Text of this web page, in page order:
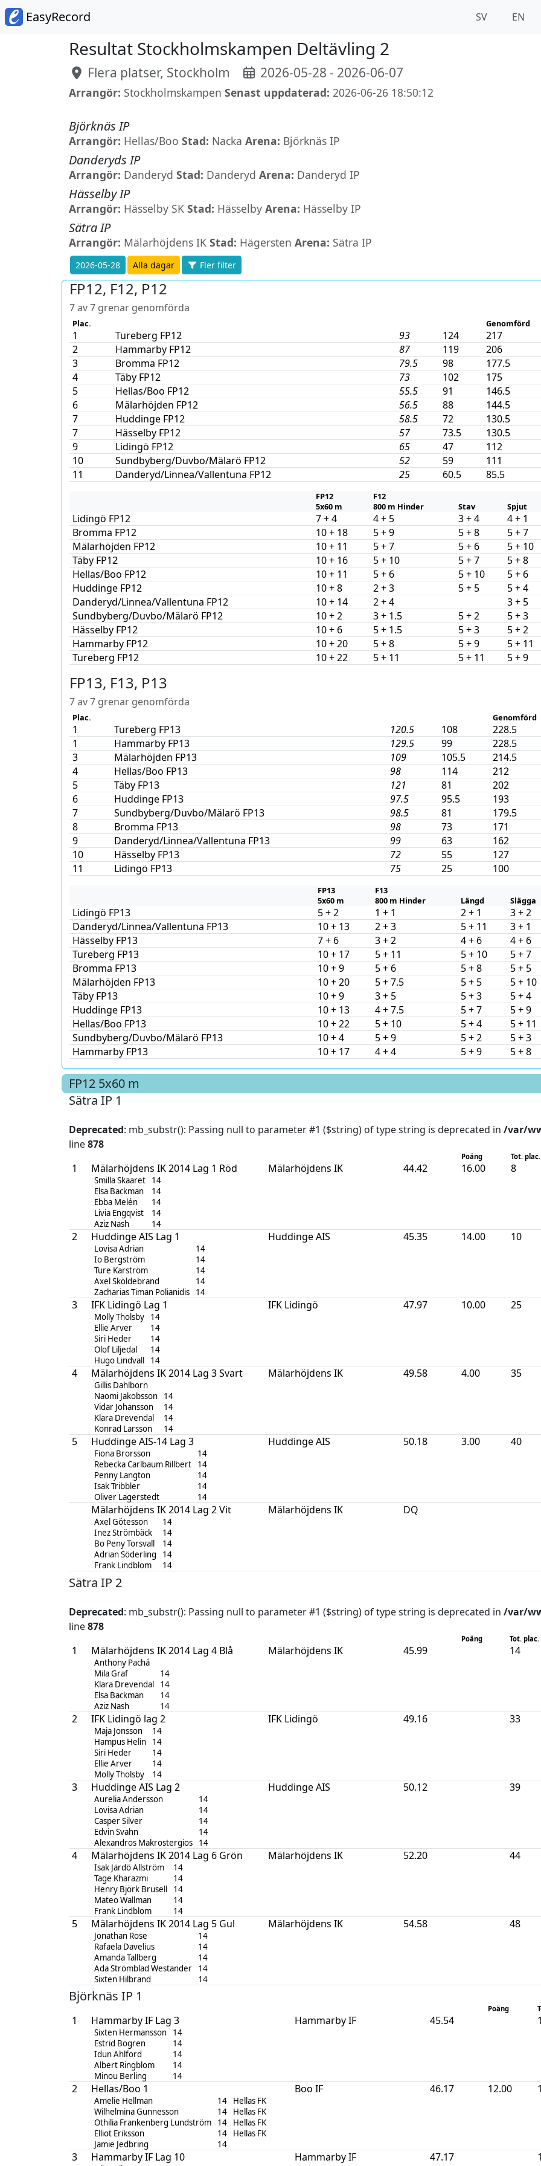
EasyRecord SV EN
Resultat Stockholmskampen Deltävling 2
Flera platser, Stockholm 2026-05-28 - 2026-06-07
Arrangör: Stockholmskampen Senast uppdaterad: 2026-06-26 18:50:12
Björknäs IP
Arrangör: Hellas/Boo Stad: Nacka Arena: Björknäs IP
Danderyds IP
Arrangör: Danderyd Stad: Danderyd Arena: Danderyd IP
Hässelby IP
Arrangör: Hässelby SK Stad: Hässelby Arena: Hässelby IP
Sätra IP
Arrangör: Mälarhöjdens IK Stad: Hägersten Arena: Sätra IP
2026-05-28 Alla dagar Fler filter
FP12, F12, P12
7 av 7 grenar genomförda
Plac. Genomförd
1 Tureberg FP12 93 124
217
2
Hammarby FP12 87 119
206
3
Bromma FP12 79.5 98
177.5
4
Täby FP12 73 102
175
5
Hellas/Boo FP12 55.5 91
146.5
6
Mälarhöjden FP12 56.5 88
144.5
7
Huddinge FP12 58.5 72
130.5
7
Hässelby FP12 57 73.5
130.5
9
Lidingö FP12 65 47
112
10
Sundbyberg/Duvbo/Mälarö FP12 52 59
111
11
Danderyd/Linnea/Vallentuna FP12 25 60.5 85.5
FP12
F12
5x60 m
800 m Hinder Stav Spjut
Lidingö FP12 7 + 4 4 + 5 3 + 4
4 + 1
Bromma FP12
10 + 18 5 + 9 5 + 8
5 + 7
Mälarhöjden FP12
10 + 11 5 + 7 5 + 6
5 + 10
Täby FP12
10 + 16 5 + 10 5 + 7
5 + 8
Hellas/Boo FP12
10 + 11 5 + 6 5 + 10
5 + 6
Huddinge FP12
10 + 8 2 + 3 5 + 5
5 + 4
Danderyd/Linnea/Vallentuna FP12
10 + 14 2 + 4
3 + 5
Sundbyberg/Duvbo/Mälarö FP12
10 + 2 3 + 1.5 5 + 2
5 + 3
Hässelby FP12
10 + 6 5 + 1.5 5 + 3
5 + 2
Hammarby FP12
10 + 20 5 + 8 5 + 9
5 + 11
Tureberg FP12
10 + 22 5 + 11 5 + 11 5 + 9
FP13, F13, P13
7 av 7 grenar genomförda
Plac. Genomförd
1 Tureberg FP13 120.5 108
228.5
1
Hammarby FP13 129.5 99
228.5
3
Mälarhöjden FP13 109 105.5
214.5
4
Hellas/Boo FP13 98 114
212
5
Täby FP13 121 81
202
6
Huddinge FP13 97.5 95.5
193
7
Sundbyberg/Duvbo/Mälarö FP13 98.5 81
179.5
8
Bromma FP13 98 73
171
9
Danderyd/Linnea/Vallentuna FP13 99 63
162
10
Hässelby FP13 72 55
127
11
Lidingö FP13 75 25 100
FP13
F13
5x60 m
800 m Hinder Längd Slägga
Lidingö FP13 5 + 2 1 + 1 2 + 1
3 + 2
Danderyd/Linnea/Vallentuna FP13
10 + 13 2 + 3 5 + 11
3 + 1
Hässelby FP13
7 + 6 3 + 2 4 + 6
4 + 6
Tureberg FP13
10 + 17 5 + 11 5 + 10
5 + 7
Bromma FP13
10 + 9 5 + 6 5 + 8
5 + 5
Mälarhöjden FP13
10 + 20 5 + 7.5 5 + 5
5 + 10
Täby FP13
10 + 9 3 + 5 5 + 3
5 + 4
Huddinge FP13
10 + 13 4 + 7.5 5 + 7
5 + 9
Hellas/Boo FP13
10 + 22 5 + 10 5 + 4
5 + 11
Sundbyberg/Duvbo/Mälarö FP13
10 + 4 5 + 9 5 + 2
5 + 3
Hammarby FP13
10 + 17 4 + 4 5 + 9 5 + 8
FP12 5x60 m
Sätra IP 1
Deprecated: mb_substr(): Passing null to parameter #1 ($string) of type string is deprecated in /var/
line878
Poäng Tot. plac.
1 Mälarhöjdens IK 2014 Lag 1 Röd
Smilla Skaaret
14
Elsa Backman
14
Ebba Melén
14
Livia Engqvist
14
Aziz Nash
14
Mälarhöjdens IK 44.42 16.00 8
2 Huddinge AIS Lag 1
Lovisa Adrian
14
Io Bergström
14
Ture Karström
14
Axel Sköldebrand
14
Zacharias Timan Polianidis
14
Huddinge AIS 45.35 14.00 10
3 IFK Lidingö Lag 1
Molly Tholsby
14
Ellie Arver
14
Siri Heder
14
Olof Liljedal
14
Hugo Lindvall
14
IFK Lidingö 47.97 10.00 25
4 Mälarhöjdens IK 2014 Lag 3 Svart
Gillis Dahlborn
Naomi Jakobsson
14
Vidar Johansson
14
Klara Drevendal
14
Konrad Larsson
14
Mälarhöjdens IK 49.58 4.00 35
5 Huddinge AIS-14 Lag 3
Fiona Brorsson
14
Rebecka Carlbaum Rillbert
14
Penny Langton
14
Isak Tribbler
14
Oliver Lagerstedt
14
Huddinge AIS 50.18 3.00 40
Mälarhöjdens IK 2014 Lag 2 Vit
Axel Götesson
14
Inez Strömbäck
14
Bo Peny Torsvall
14
Adrian Söderling
14
Frank Lindblom
14
Mälarhöjdens IK DQ
Sätra IP 2
Deprecated: mb_substr(): Passing null to parameter #1 ($string) of type string is deprecated in /var/
line878
Poäng Tot. plac.
1 Mälarhöjdens IK 2014 Lag 4 Blå
Anthony Pachá
Mila Graf
14
Klara Drevendal
14
Elsa Backman
14
Aziz Nash
14
Mälarhöjdens IK 45.99 14
2 IFK Lidingö lag 2
Maja Jonsson
14
Hampus Helin
14
Siri Heder
14
Ellie Arver
14
Molly Tholsby
14
IFK Lidingö 49.16 33
3 Huddinge AIS Lag 2
Aurelia Andersson
14
Lovisa Adrian
14
Casper Silver
14
Edvin Svahn
14
Alexandros Makrostergios
14
Huddinge AIS 50.12 39
4 Mälarhöjdens IK 2014 Lag 6 Grön
Isak Järdö Allström
14
Tage Kharazmi
14
Henry Björk Brusell
14
Mateo Wallman
14
Frank Lindblom
14
Mälarhöjdens IK 52.20 44
5 Mälarhöjdens IK 2014 Lag 5 Gul
Jonathan Rose
14
Rafaela Davelius
14
Amanda Tallberg
14
Ada Strömblad Westander
14
Sixten Hilbrand
14
Mälarhöjdens IK 54.58 48
Björknäs IP 1
Poäng
1 Hammarby IF Lag 3
Sixten Hermansson
14
Estrid Bogren
14
Idun Ahlford
14
Albert Ringblom
14
Minou Berling
14
Hammarby IF 45.54
2 Hellas/Boo 1
Amelie Hellman 14
Hellas FK
Wilhelmina Gunnesson
14
Hellas FK
Othilia Frankenberg Lundström
14
Hellas FK
Elliot Eriksson
14
Hellas FK
Jamie Jedbring
14
Boo IF 46.17 12.00
3 Hammarby IF Lag 10 Hammarby IF 47.17